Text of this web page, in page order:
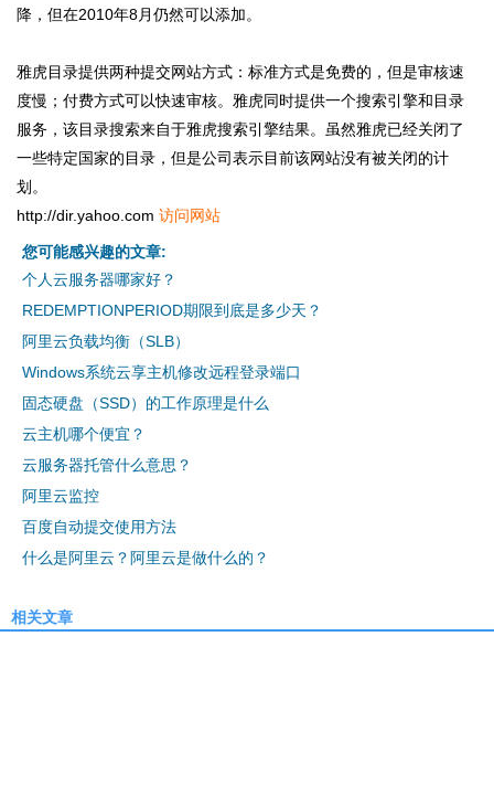
降，但在2010年8月仍然可以添加。
雅虎目录提供两种提交网站方式：标准方式是免费的，但是审核速
度慢；付费方式可以快速审核。雅虎同时提供一个搜索引擎和目录
服务，该目录搜索来自于雅虎搜索引擎结果。虽然雅虎已经关闭了
一些特定国家的目录，但是公司表示目前该网站没有被关闭的计
划。
http://dir.yahoo.com 访问网站
您可能感兴趣的文章:
个人云服务器哪家好？
REDEMPTIONPERIOD期限到底是多少天？
阿里云负载均衡（SLB）
Windows系统云享主机修改远程登录端口
固态硬盘（SSD）的工作原理是什么
云主机哪个便宜？
云服务器托管什么意思？
阿里云监控
百度自动提交使用方法
什么是阿里云？阿里云是做什么的？
相关文章